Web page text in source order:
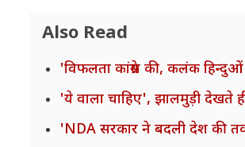
Also Read
'विफलता कांग्रेस की, कलंक हिन्दुओं
'ये वाला चाहिए', झालमुड़ी देखते
'NDA सरकार ने बदली देश की